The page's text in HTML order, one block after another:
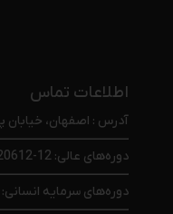
اطلاعات تماس
آدرس : اصفهان، خیابان
دوره‌های عالی: 12-36620612
دوره‌های سرمایه انسانی: 20-36620612